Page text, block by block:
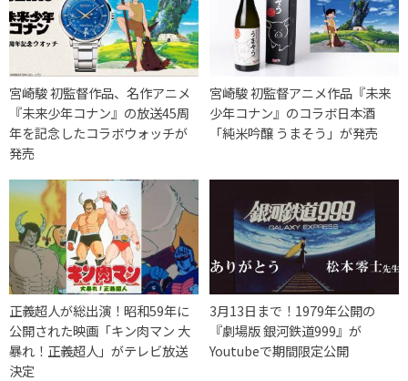
宮崎駿 初監督作品、名作アニメ
『未来少年コナン』の放送45周
年を記念したコラボウォッチが
発売
宮崎駿 初監督アニメ作品『未来
少年コナン』のコラボ日本酒
「純米吟醸 うまそう」が発売
正義超人が総出演！昭和59年に
公開された映画「キン肉マン 大
暴れ！正義超人」がテレビ放送
決定
3月13日まで！1979年公開の
『劇場版 銀河鉄道999』が
Youtubeで期間限定公開